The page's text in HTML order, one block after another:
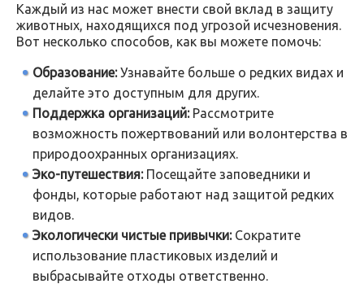
Каждый из нас может внести свой вклад в защиту
животных, находящихся под угрозой исчезновения.
Вот несколько способов, как вы можете помочь:
Образование:Узнавайте больше о редких видах и
делайте это доступным для других.
Поддержка организаций:Рассмотрите
возможность пожертвований или волонтерства в
природоохранных организациях.
Эко-путешествия:Посещайте заповедники и
фонды, которые работают над защитой редких
видов.
Экологически чистые привычки:Сократите
использование пластиковых изделий и
выбрасывайте отходы ответственно.